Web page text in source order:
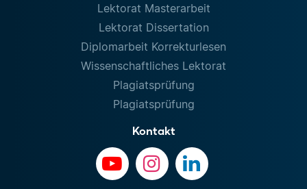
Lektorat Masterarbeit
Lektorat Dissertation
Diplomarbeit Korrekturlesen
Wissenschaftliches Lektorat
Plagiatsprüfung
Plagiatsprüfung
Kontakt